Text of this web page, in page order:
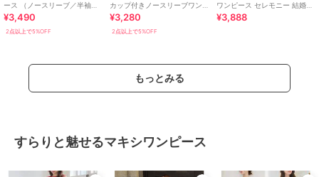
ース （ノースリーブ／半袖）
[E3512]
¥3,490
2点以上で5%OFF
カップ付きノースリーブワン
ピース [E3519]
¥3,280
2点以上で5%OFF
ワンピース セレモニー 結婚式
卒業式 フォーマル 夏
¥3,888
もっとみる
すらりと魅せるマキシワンピース